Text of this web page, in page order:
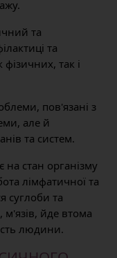
та
та
так і
пов'язані з
але й
та систем.
стан організму
лімфатичної та
суглоби та
м'язів, йде втома
людини.